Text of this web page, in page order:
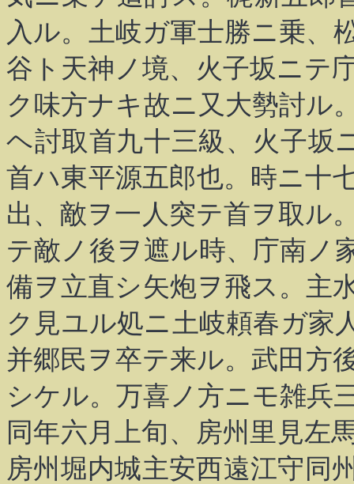
入ル。土岐ガ軍士勝ニ乗、
谷ト天神ノ境、火子坂ニテ
ク味方ナキ故ニ又大勢討ル
ヘ討取首九十三級、火子坂
首ハ東平源五郎也。時ニ十
出、敵ヲ一人突テ首ヲ取ル
テ敵ノ後ヲ遮ル時、庁南ノ
備ヲ立直シ矢炮ヲ飛ス。主
ク見ユル処ニ土岐頼春ガ家
并郷民ヲ卒テ来ル。武田方
シケル。万喜ノ方ニモ雑兵
同年六月上旬、房州里見左
房州堀内城主安西遠江守同